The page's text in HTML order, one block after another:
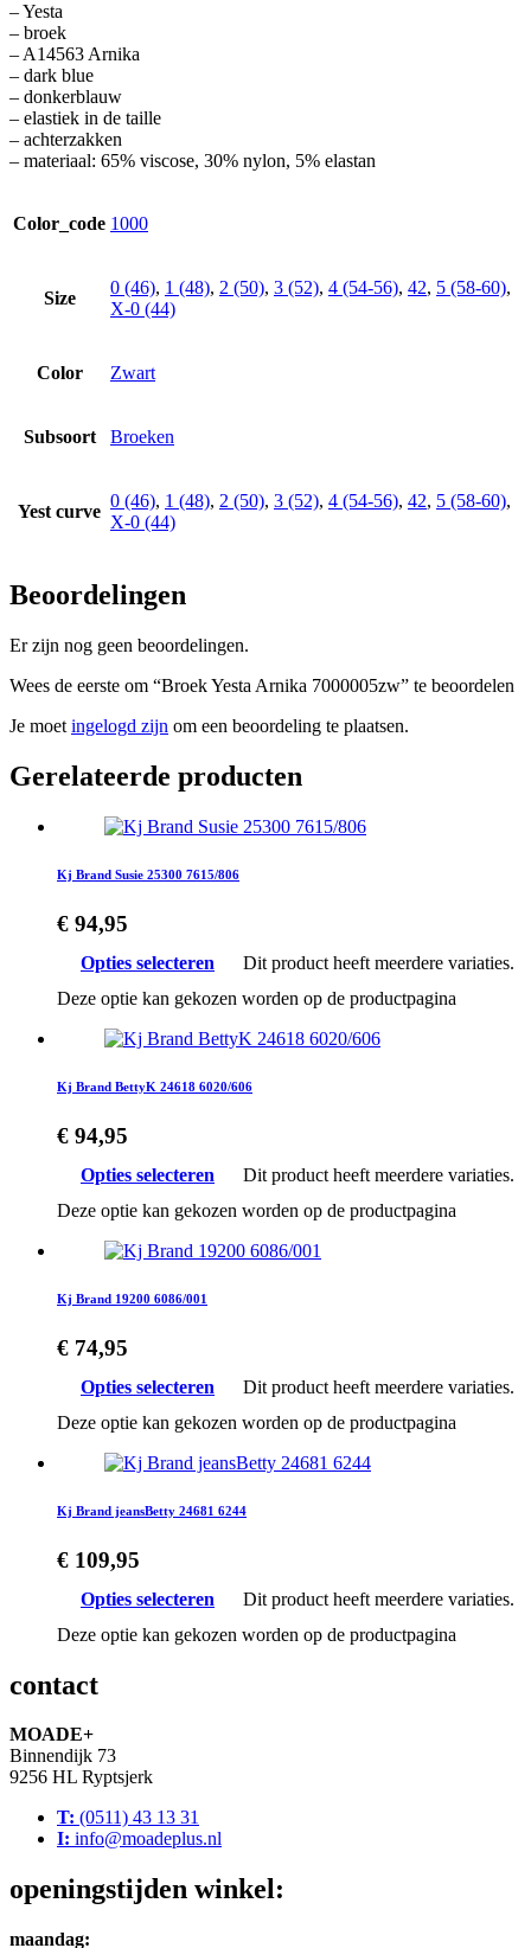
– Yesta
– broek
– A14563 Arnika
– dark blue
– donkerblauw
– elastiek in de taille
– achterzakken
– materiaal: 65% viscose, 30% nylon, 5% elastan
Color_code 1000
Size
0 (46), 1 (48), 2 (50), 3 (52), 4 (54-56), 42, 5 (58-60),
X-0 (44)
Color Zwart
Subsoort Broeken
Yest curve
0 (46), 1 (48), 2 (50), 3 (52), 4 (54-56), 42, 5 (58-60),
X-0 (44)
Beoordelingen
Er zijn nog geen beoordelingen.
Wees de eerste om “Broek Yesta Arnika 7000005zw” te beoordelen
Je moet ingelogd zijn om een beoordeling te plaatsen.
Gerelateerde producten
Kj Brand Susie 25300 7615/806
€ 94,95
Opties selecteren
Dit product heeft meerdere variaties.
Deze optie kan gekozen worden op de productpagina
Kj Brand BettyK 24618 6020/606
€ 94,95
Opties selecteren
Dit product heeft meerdere variaties.
Deze optie kan gekozen worden op de productpagina
Kj Brand 19200 6086/001
€ 74,95
Opties selecteren
Dit product heeft meerdere variaties.
Deze optie kan gekozen worden op de productpagina
Kj Brand jeansBetty 24681 6244
€ 109,95
Opties selecteren
Dit product heeft meerdere variaties.
Deze optie kan gekozen worden op de productpagina
contact
MOADE+
Binnendijk 73
9256 HL Ryptsjerk
T: (0511) 43 13 31
I: info@moadeplus.nl
openingstijden winkel:
maandag: